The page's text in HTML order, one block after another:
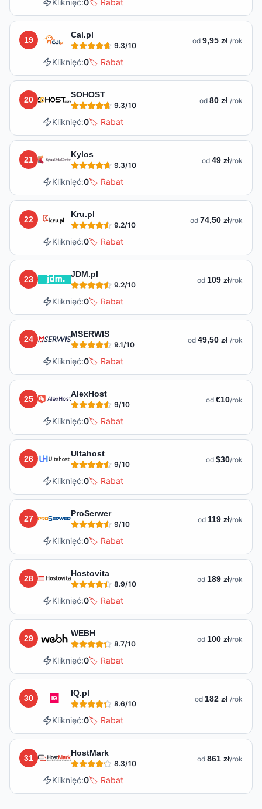
Kliknięć:0🏷️ Rabat
19
Cal.pl
9.3/10 od 9,95 zł /rok
Kliknięć:0🏷️ Rabat
20
SOHOST
9.3/10 od 80 zł /rok
Kliknięć:0🏷️ Rabat
21
Kylos
9.3/10 od 49 zł/rok
Kliknięć:0🏷️ Rabat
22
Kru.pl
9.2/10 od 74,50 zł/rok
Kliknięć:0🏷️ Rabat
23
JDM.pl
9.2/10 od 109 zł/rok
Kliknięć:0🏷️ Rabat
24
MSERWIS
9.1/10 od 49,50 zł /rok
Kliknięć:0🏷️ Rabat
25
AlexHost
9/10 od €10/rok
Kliknięć:0🏷️ Rabat
26
Ultahost
9/10 od $30/rok
Kliknięć:0🏷️ Rabat
27
ProSerwer
9/10 od 119 zł/rok
Kliknięć:0🏷️ Rabat
28
Hostovita
8.9/10 od 189 zł/rok
Kliknięć:0🏷️ Rabat
29
WEBH
8.7/10 od 100 zł/rok
Kliknięć:0🏷️ Rabat
30
IQ.pl
8.6/10 od 182 zł /rok
Kliknięć:0🏷️ Rabat
31
HostMark
8.3/10 od 861 zł/rok
Kliknięć:0🏷️ Rabat